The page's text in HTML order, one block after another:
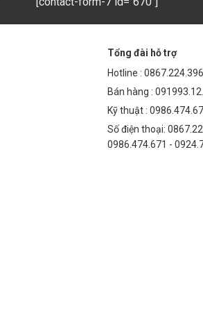
Tổng đài hỗ trợ
Hotline : 0867.224.396
Bán hàng :
Kỹ thuật :
Số điện thoại:
0986.474.671 -